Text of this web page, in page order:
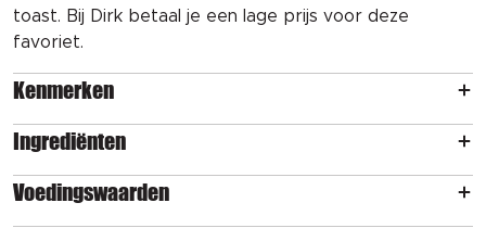
toast. Bij Dirk betaal je een lage prijs voor deze
favoriet.
Kenmerken
Ingrediënten
Voedingswaarden